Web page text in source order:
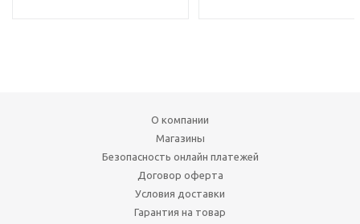
О компании
Магазины
Безопасность онлайн платежей
Договор оферта
Условия доставки
Гарантия на товар